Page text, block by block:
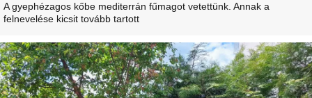
A gyephézagos kőbe mediterrán fűmagot vetettünk. Annak a
felnevelése kicsit tovább tartott